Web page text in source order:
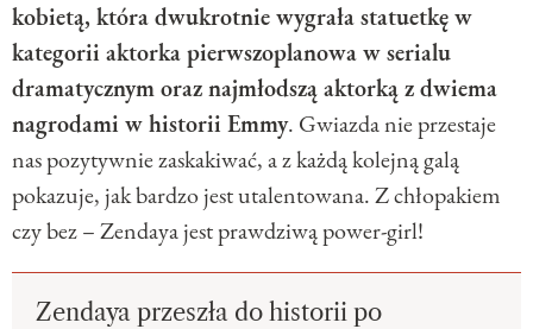
kobietą, która dwukrotnie wygrała statuetkę w
kategorii aktorka pierwszoplanowa w serialu
dramatycznym oraz najmłodszą aktorką z dwiema
nagrodami w historii Emmy. Gwiazda nie przestaje
nas pozytywnie zaskakiwać, a z każdą kolejną galą
pokazuje, jak bardzo jest utalentowana. Z chłopakiem
czy bez – Zendaya jest prawdziwą power-girl!
Zendaya przeszła do historii po